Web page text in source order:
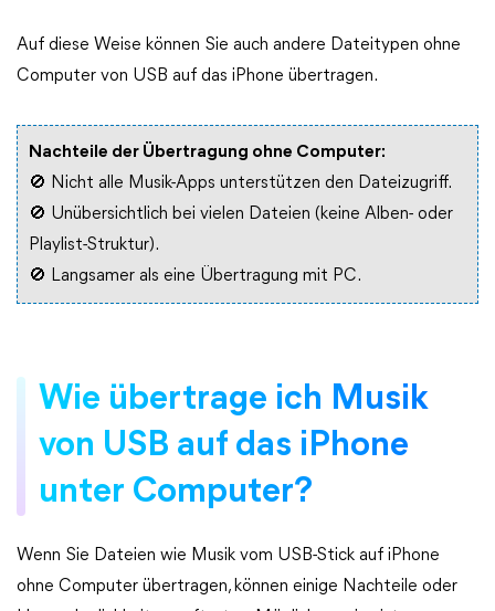
Auf diese Weise können Sie auch andere Dateitypen ohne
Computer von USB auf das iPhone übertragen.
Nachteile der Übertragung ohne Computer:
🚫 Nicht alle Musik-Apps unterstützen den Dateizugriff.
🚫 Unübersichtlich bei vielen Dateien (keine Alben- oder
Playlist-Struktur).
🚫 Langsamer als eine Übertragung mit PC.
Wie übertrage ich Musik
von USB auf das iPhone
unter Computer?
Wenn Sie Dateien wie Musik vom USB-Stick auf iPhone
ohne Computer übertragen, können einige Nachteile oder